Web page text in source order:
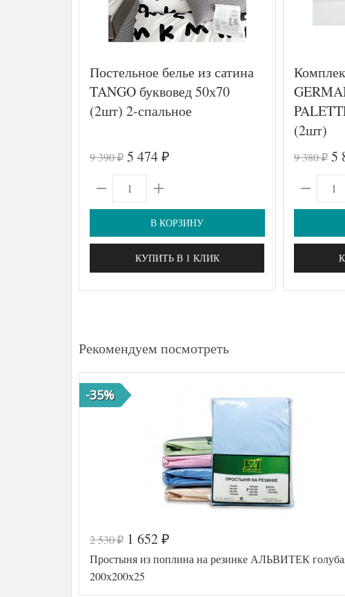
Постельное белье из сатина
TANGO буквовед 50х70
(2шт) 2-спальное
9 390₽ 5 474 ₽
В КОРЗИНУ
КУПИТЬ В 1 КЛИК
(2шт)
9 380₽ 5
Рекомендуем посмотреть
-35%
2 530₽ 1 652 ₽
Простыня из поплина на резинке АЛЬВИТЕК
200х200х25